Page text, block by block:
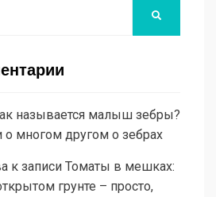
называется малыш зебры?
о многом другом о зебрах
к записи Томаты в мешках:
грунте – просто,